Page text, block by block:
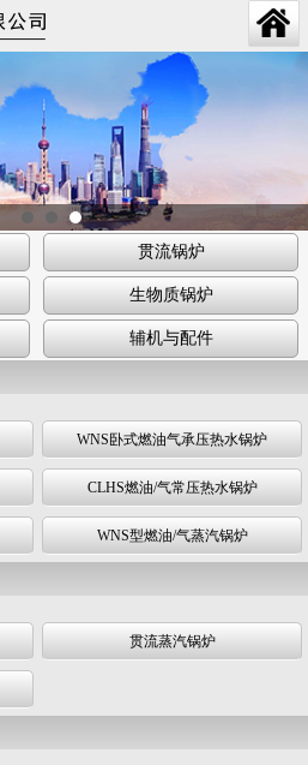
贯流锅炉
生物质锅炉
辅机与配件
WNS卧式燃油气承压热水锅炉
CLHS燃油/气常压热水锅炉
WNS型燃油/气蒸汽锅炉
贯流蒸汽锅炉